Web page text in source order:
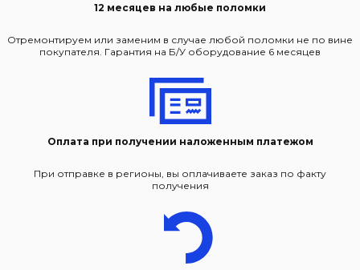
12 месяцев на любые поломки
Отремонтируем или заменим в случае любой поломки не по вине
покупателя. Гарантия на Б/У оборудование 6 месяцев
Оплата при получении наложенным платежом
При отправке в регионы, вы оплачиваете заказ по факту
получения